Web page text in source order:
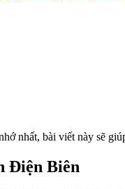
nhất, bài viết này sẽ
Điện Biên